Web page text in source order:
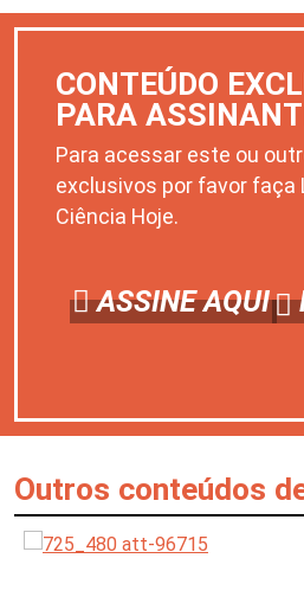
CONTEÚDO
PARA
Para acessar este ou
exclusivos por favor faça
Ciência Hoje.
ASSINE AQUI
Outros conteúdos